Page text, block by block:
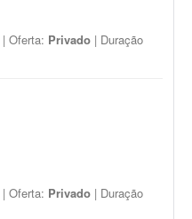
| Oferta: Privado | Duração
| Oferta: Privado | Duração